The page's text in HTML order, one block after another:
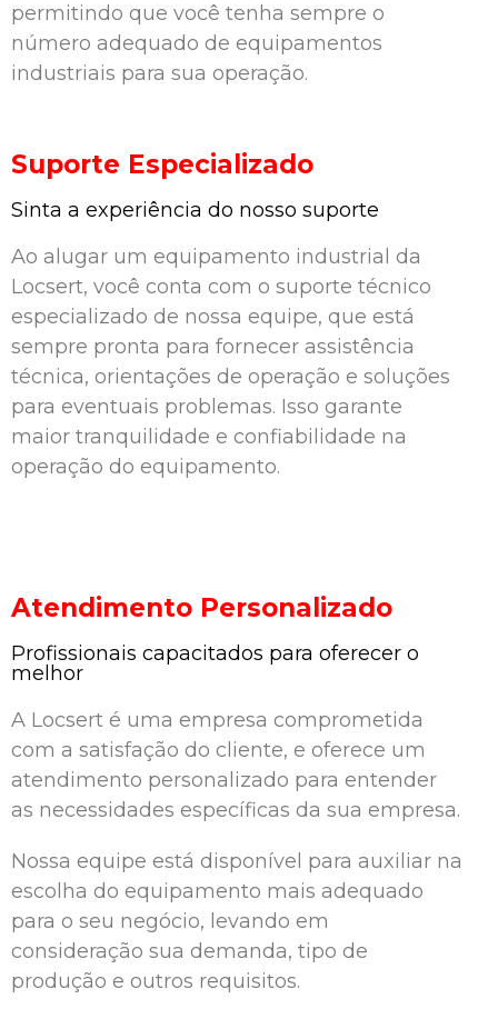
permitindo que você tenha sempre o
número adequado de equipamentos
industriais para sua operação.
Suporte Especializado
Sinta a experiência do nosso suporte
Ao alugar um equipamento industrial da
Locsert, você conta com o suporte técnico
especializado de nossa equipe, que está
sempre pronta para fornecer assistência
técnica, orientações de operação e soluções
para eventuais problemas. Isso garante
maior tranquilidade e confiabilidade na
operação do equipamento.
Atendimento Personalizado
Profissionais capacitados para oferecer o
melhor
A Locsert é uma empresa comprometida
com a satisfação do cliente, e oferece um
atendimento personalizado para entender
as necessidades específicas da sua empresa.
Nossa equipe está disponível para auxiliar na
escolha do equipamento mais adequado
para o seu negócio, levando em
consideração sua demanda, tipo de
produção e outros requisitos.